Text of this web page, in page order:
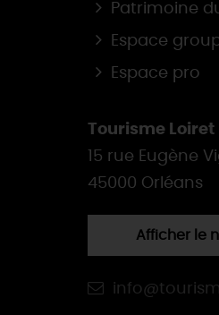
Patrimoine
Espace
Espace pro
Tourisme Loiret
15 rue Eugène
45000 Orléans
Afficher le